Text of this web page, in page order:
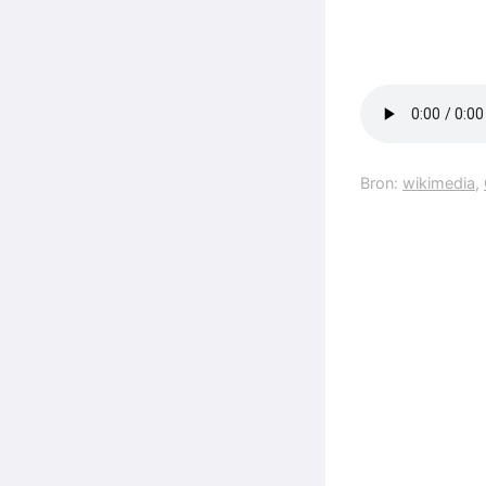
Bron: wikimedia,